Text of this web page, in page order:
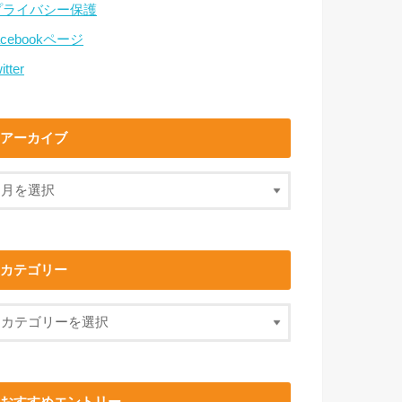
ライバシー保護
ページ
アーカイブ
カテゴリー